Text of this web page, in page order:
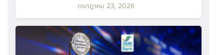
กรกฎาคม 23, 2026